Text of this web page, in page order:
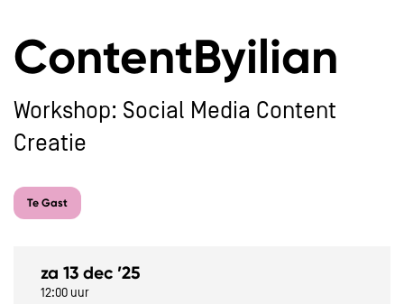
ContentByilian
Workshop: Social Media Content
Creatie
Te Gast
za 13 dec ’25
12:00 uur